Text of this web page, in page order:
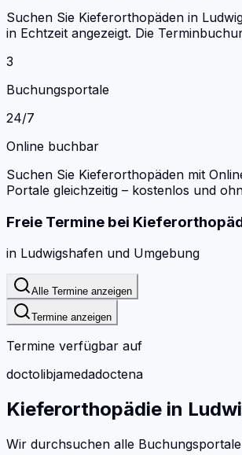
Suchen Sie Kieferorthopäden in
in Echtzeit angezeigt. Die
3
Buchungsportale
24/7
Online buchbar
Suchen Sie Kieferorthopäden mit
Portale gleichzeitig – kostenlos und
Freie Termine bei
in Ludwigshafen und Umgebung
Alle Termine anzeigen
Termine anzeigen
Termine verfügbar auf
doctolibjamedadoctena
Kieferorthopädie in
Wir durchsuchen alle